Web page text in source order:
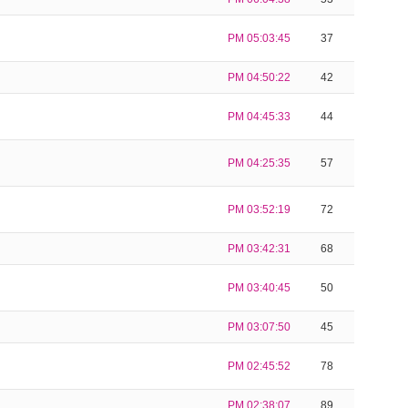
PM 05:03:45 37
PM 04:50:22 42
PM 04:45:33 44
PM 04:25:35 57
PM 03:52:19 72
PM 03:42:31 68
PM 03:40:45 50
PM 03:07:50 45
PM 02:45:52 78
PM 02:38:07 89